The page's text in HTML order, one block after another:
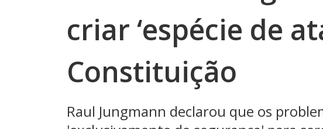
criar ‘espécie de
Constituição
Raul Jungmann declarou que os